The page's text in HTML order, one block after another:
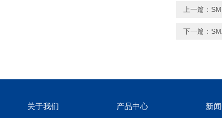
上一篇：
下一篇：
关于我们 产品中心 新